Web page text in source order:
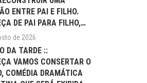
ENTRE PAI E FILHO.
DE PAI PARA FILHO,
de 2026
DA TARDE ::
VAMOS CONSERTAR O
COMÉDIA DRAMÁTICA